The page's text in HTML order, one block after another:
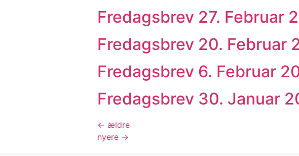
Fredagsbrev 27. Februar
Fredagsbrev 20. Februar
Fredagsbrev 6. Februar
Fredagsbrev 30. Januar
← ældre
nyere →